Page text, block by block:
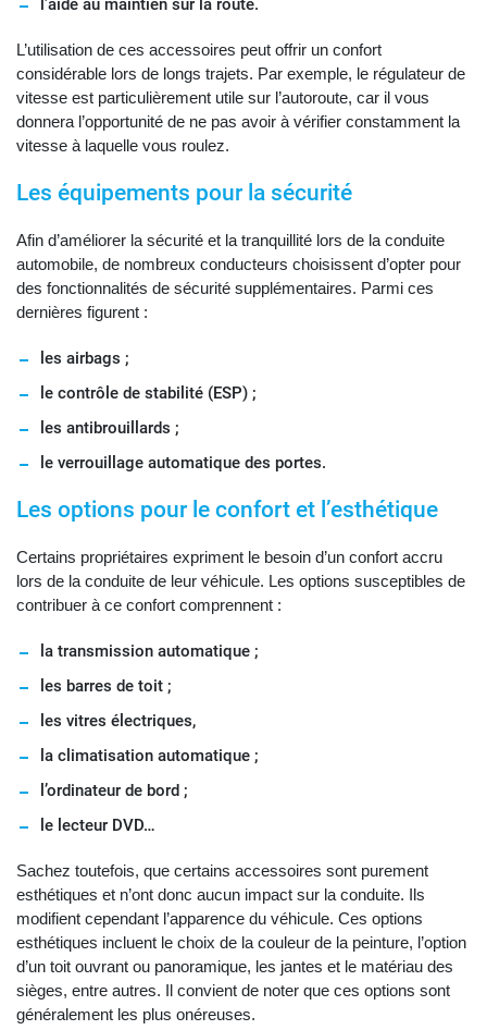
l’aide au maintien sur la route.
L’utilisation de ces accessoires peut offrir un confort
considérable lors de longs trajets. Par exemple, le régulateur de
vitesse est particulièrement utile sur l’autoroute, car il vous
donnera l’opportunité de ne pas avoir à vérifier constamment la
vitesse à laquelle vous roulez.
Les équipements pour la sécurité
Afin d’améliorer la sécurité et la tranquillité lors de la conduite
automobile, de nombreux conducteurs choisissent d’opter pour
des fonctionnalités de sécurité supplémentaires. Parmi ces
dernières figurent :
les airbags ;
le contrôle de stabilité (ESP) ;
les antibrouillards ;
le verrouillage automatique des portes.
Les options pour le confort et l’esthétique
Certains propriétaires expriment le besoin d’un confort accru
lors de la conduite de leur véhicule. Les options susceptibles de
contribuer à ce confort comprennent :
la transmission automatique ;
les barres de toit ;
les vitres électriques,
la climatisation automatique ;
l’ordinateur de bord ;
le lecteur DVD…
Sachez toutefois, que certains accessoires sont purement
esthétiques et n’ont donc aucun impact sur la conduite. Ils
modifient cependant l’apparence du véhicule. Ces options
esthétiques incluent le choix de la couleur de la peinture, l’option
d’un toit ouvrant ou panoramique, les jantes et le matériau des
sièges, entre autres. Il convient de noter que ces options sont
généralement les plus onéreuses.